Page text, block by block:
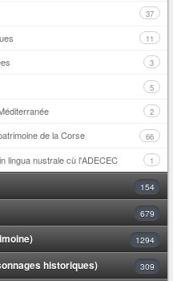
37
11
3
5
2
de la Corse 66
lingua nustrale cù l'ADECEC 1
154
679
1294
historiques) 309